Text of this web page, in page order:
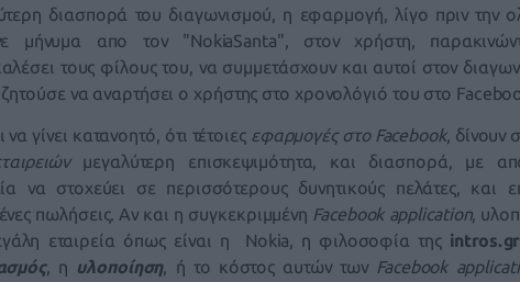
διασπορά του διαγωνισμού, η εφαρμογή, λίγο πριν την
μήνυμα απο τον "NokiaSanta", στον χρήστη,
τους φίλους του, να συμμετάσχουν και αυτοί στον
να αναρτήσει ο χρήστης στο χρονολόγιό του στο
να γίνει κατανοητό, ότι τέτοιες εφαρμογές στο Facebook, δίνουν
μεγαλύτερη επισκεψιμότητα, και διασπορά, με
να στοχεύει σε περισσότερους δυνητικούς πελάτες, και
πωλήσεις. Αν και η συγκεκριμμένη Facebook application,
εταιρεία όπως είναι η Nokia, η φιλοσοφία της intros.gr
, η υλοποίηση, ή το κόστος αυτών των Facebook